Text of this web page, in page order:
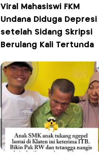
Viral Mahasiswi FKM
Undana Diduga Depresi
setelah Sidang Skripsi
Berulang Kali Tertunda